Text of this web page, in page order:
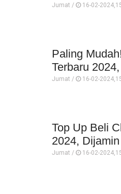
Jumat / 16-02-
Paling
Terbaru
Jumat / 16-02-
Top Up Beli
2024,
Jumat / 16-02-